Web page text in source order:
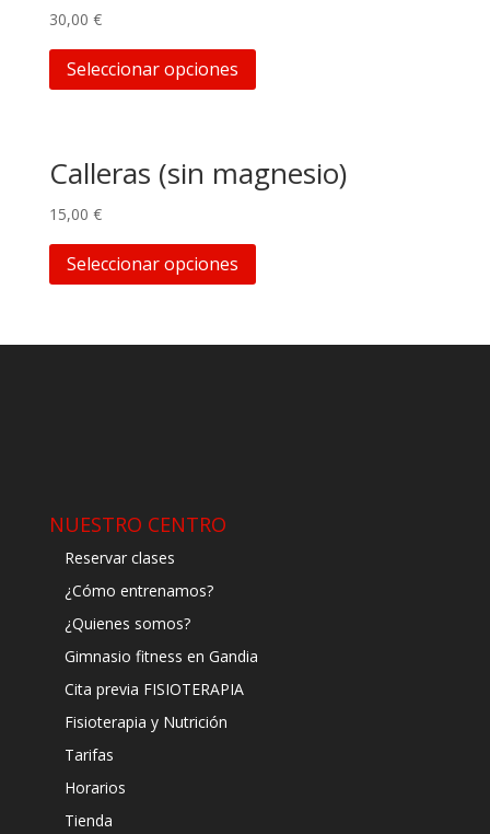
30,00 €
Seleccionar opciones
Calleras (sin magnesio)
15,00 €
Seleccionar opciones
NUESTRO CENTRO
Reservar clases
¿Cómo entrenamos?
¿Quienes somos?
Gimnasio fitness en Gandia
Cita previa FISIOTERAPIA
Fisioterapia y Nutrición
Tarifas
Horarios
Tienda